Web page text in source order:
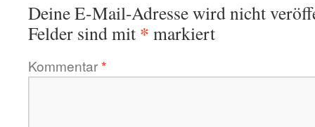
Deine E-Mail-Adresse wird nicht
Felder sind mit * markiert
Kommentar*